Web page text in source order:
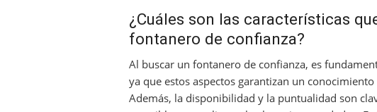
¿Cuáles son las características
fontanero de confianza?
Al buscar un fontanero de confianza, es
ya que estos aspectos garantizan un
Además, la disponibilidad y la puntualidad son